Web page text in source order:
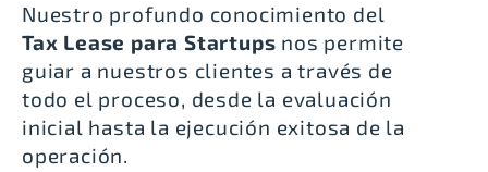
Nuestro profundo conocimiento del
Tax Lease para Startups nos permite
guiar a nuestros clientes a través de
todo el proceso, desde la evaluación
inicial hasta la ejecución exitosa de la
operación.